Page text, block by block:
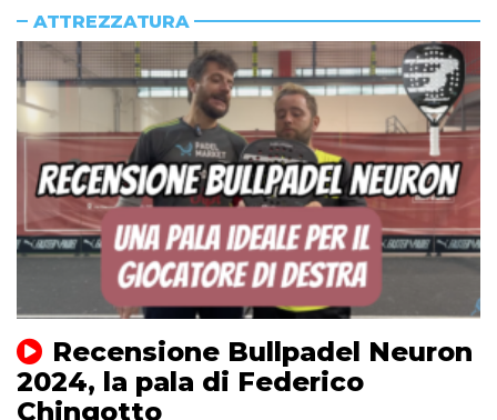
ATTREZZATURA
Recensione Bullpadel Neuron
2024, la pala di Federico
Chingotto